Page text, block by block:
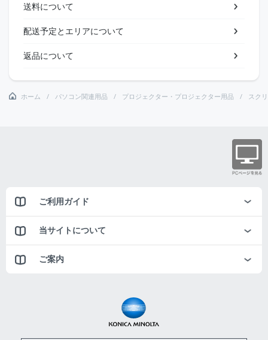
送料について
配送予定とエリアについて
返品について
ホーム パソコン関連用品 プロジェクター・プロジェクター用品 スク
ご利用ガイド
当サイトについて
ご案内